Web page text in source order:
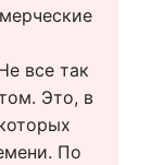
все так
Это, в
По